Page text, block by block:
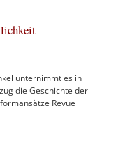
unternimmt es in
die Geschichte der
Revue